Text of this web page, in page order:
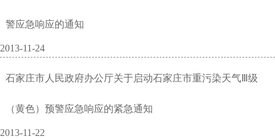
警应急响应的通知
2013-11-24
石家庄市人民政府办公厅关于启动石家庄市重污染天气Ⅲ级
（黄色）预警应急响应的紧急通知
2013-11-22